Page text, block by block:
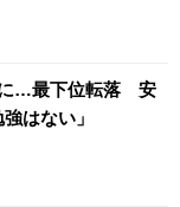
に…最下位転落 安
はない」